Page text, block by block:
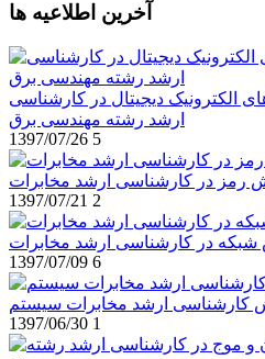
آخرین اطلاعیه ها
الکترونیک دیجیتال در کارشناسی
ارشد رشته مهندسی برق
1397/07/26 5
رمز در کارشناسی ارشد مخابرات
1397/07/21 2
شبکه در کارشناسی ارشد مخابرات
1397/07/09 6
کارشناسی ارشد مخابرات سیستم
1397/06/30 1